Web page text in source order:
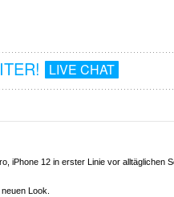
LIVE CHAT
iPhone 12 in erster Linie vor alltäglichen
Look.